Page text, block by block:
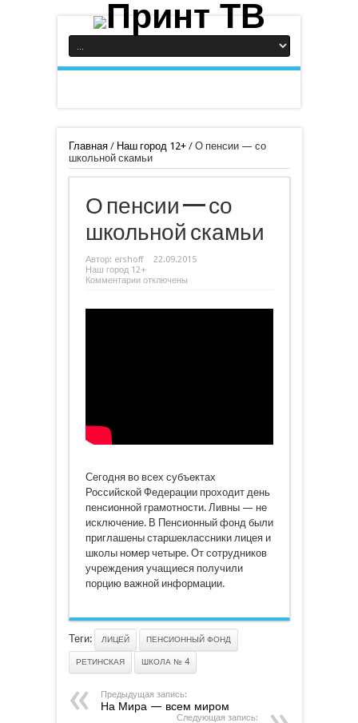
Главная/ Наш город 12+/ О пенсии — со
школьной скамьи
О пенсии — со
школьной скамьи
Автор: ershoff
22.09.2015
Наш город 12+
Комментариик
пенсии
отключены
Сегодня во всех субъектах
Российской Федерации проходит день
пенсионной грамотности. Ливны — не
исключение. В Пенсионный фонд были
приглашены старшеклассники лицея и
школы номер четыре. От сотрудников
учреждения учащиеся получили
порцию важной информации.
Теги: ЛИЦЕЙ ПЕНСИОННЫЙ ФОНД
РЕТИНСКАЯ ШКОЛА № 4
Предыдущая запись:
На Мира — всем миром
Следующая запись: